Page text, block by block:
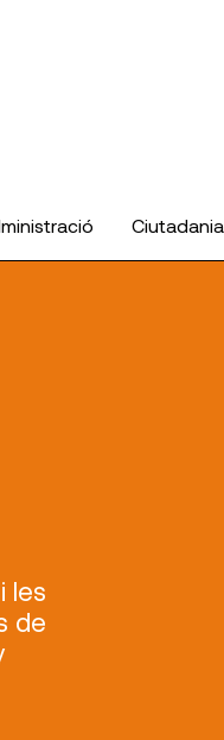
Ciutadania
les
de